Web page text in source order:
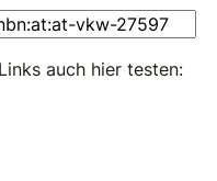
auch hier testen: